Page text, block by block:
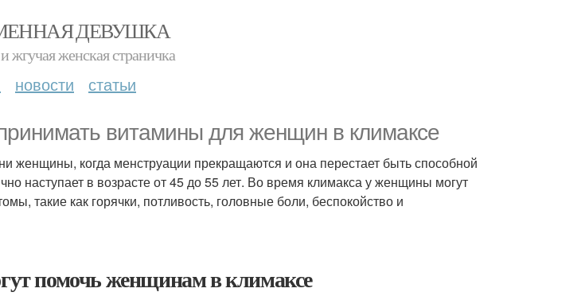
ДЕВУШКА
жгучая женская страничка
новости статьи
витамины для женщин в климаксе
женщины, когда менструации прекращаются и она перестает быть способной
наступает в возрасте от 45 до 55 лет. Во время климакса у женщины могут
такие как горячки, потливость, головные боли, беспокойство и
помочь женщинам в климаксе